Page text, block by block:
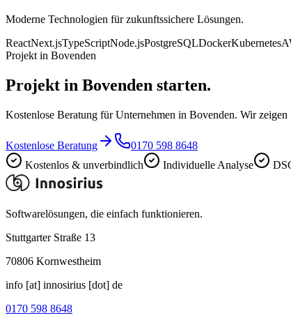
Moderne Technologien für zukunftssichere Lösungen.
ReactNext.jsTypeScriptNode.jsPostgreSQLDockerKubernetes
Projekt in Bovenden
Projekt in Bovenden starten.
Kostenlose Beratung für Unternehmen in Bovenden. Wir
Kostenlose Beratung
0170 598 8648
Kostenlos & unverbindlich
Individuelle Analyse
Softwarelösungen, die einfach funktionieren.
Stuttgarter Straße 13
70806 Kornwestheim
info [at] innosirius [dot] de
0170 598 8648